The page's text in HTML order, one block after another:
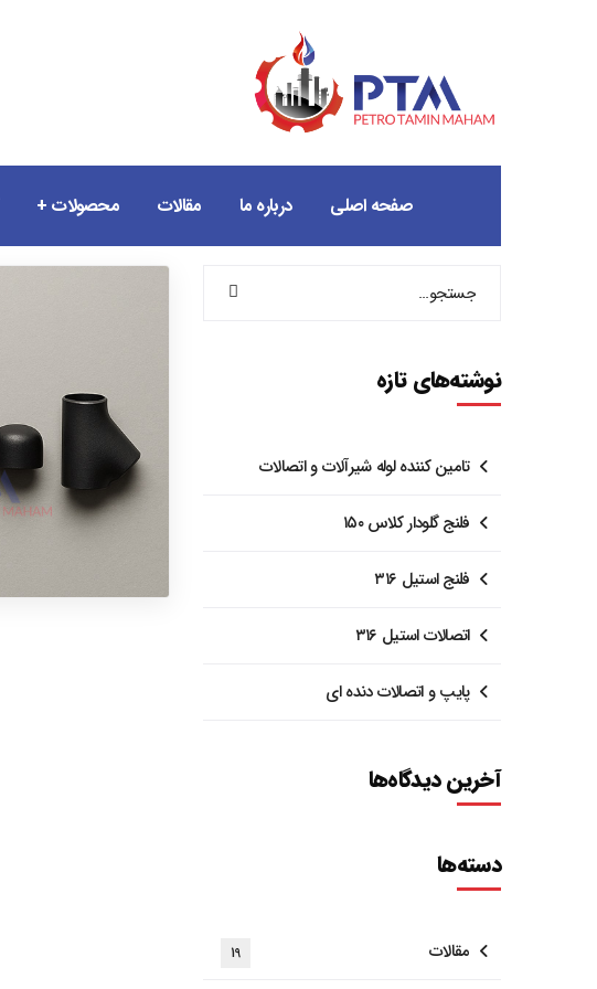
صفحه اصلی درباره ما مقالات محصولات
نوشته‌های تازه
تامین کننده لوله شیرآلات و اتصالات
فلنج گلودار کلاس ۱۵۰
فلنج استیل ۳۱۶
اتصالات استیل ۳۱۶
پایپ و اتصالات دنده ای
آخرین دیدگاه‌ها
دسته‌ها
مقالات 19